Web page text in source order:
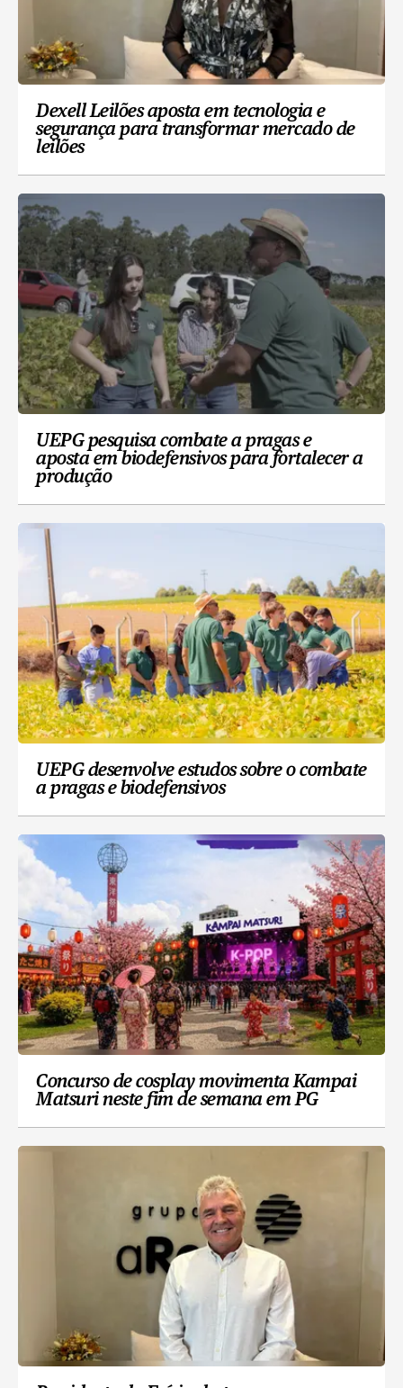
Dexell Leilões aposta em tecnologia e
segurança para transformar mercado de
leilões
UEPG pesquisa combate a pragas e
aposta em biodefensivos para fortalecer a
produção
UEPG desenvolve estudos sobre o combate
a pragas e biodefensivos
Concurso de cosplay movimenta Kampai
Matsuri neste fim de semana em PG